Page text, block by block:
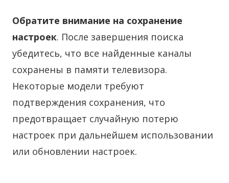
Обратите внимание на сохранение
настроек. После завершения поиска
убедитесь, что все найденные каналы
сохранены в памяти телевизора.
Некоторые модели требуют
подтверждения сохранения, что
предотвращает случайную потерю
настроек при дальнейшем использовании
или обновлении настроек.